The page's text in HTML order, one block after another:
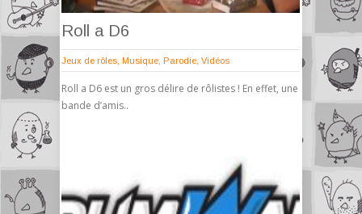
Roll a D6
Jeux de rôles Musique Parodie Vidéos
Roll a D6 est un gros délire de rôlistes ! En effet, une
bande d’amis..